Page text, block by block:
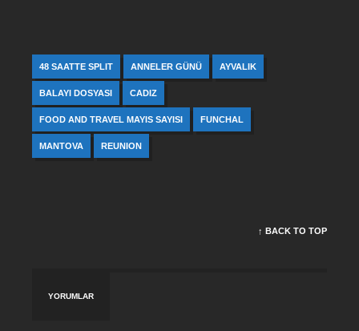
48 SAATTE SPLIT ANNELER GÜNÜ AYVALIK
BALAYI DOSYASI CADIZ
FOOD AND TRAVEL MAYIS SAYISI FUNCHAL
MANTOVA REUNION
↑ BACK TO TOP
YORUMLAR